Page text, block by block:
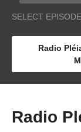
SELECT
Radio
Radio